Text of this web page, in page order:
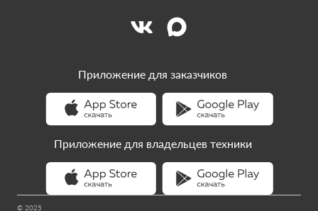
© 2025
Приложение для заказчиков
Приложение для владельцев техники